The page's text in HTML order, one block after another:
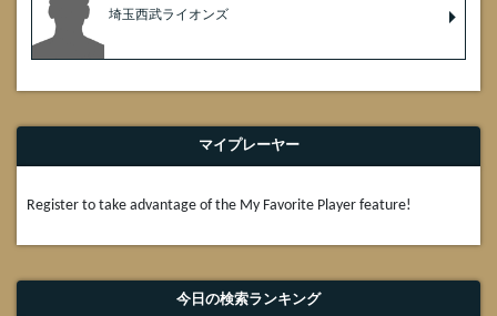
埼玉西武ライオンズ
マイプレーヤー
Register to take advantage of the My Favorite Player feature!
今日の検索ランキング